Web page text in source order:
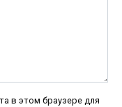
в этом браузере для